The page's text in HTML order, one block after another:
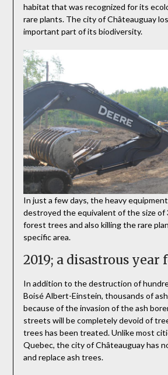
habitat that was recognized for its
rare plants. The city of Châteauguay
important part of its biodiversity.
In just a few days, the heavy
destroyed the equivalent of the size of
forest trees and also killing the rare
specific area.
2019; a disastrous year
In addition to the destruction of
Boisé Albert-Einstein, thousands of
because of the invasion of the ash
streets will be completely devoid of
trees has been treated. Unlike most
Quebec, the city of Châteauguay has
and replace ash trees.